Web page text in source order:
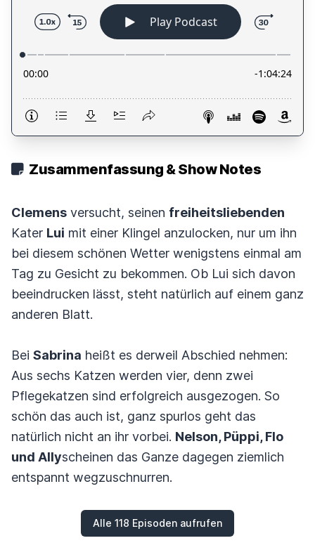
Zusammenfassung & Show Notes
Clemens versucht, seinen freiheitsliebenden
Kater Lui mit einer Klingel anzulocken, nur um ihn
bei diesem schönen Wetter wenigstens einmal am
Tag zu Gesicht zu bekommen. Ob Lui sich davon
beeindrucken lässt, steht natürlich auf einem ganz
anderen Blatt.
Bei Sabrina heißt es derweil Abschied nehmen:
Aus sechs Katzen werden vier, denn zwei
Pflegekatzen sind erfolgreich ausgezogen. So
schön das auch ist, ganz spurlos geht das
natürlich nicht an ihr vorbei. Nelson, Püppi, Flo
und Allyscheinen das Ganze dagegen ziemlich
entspannt wegzuschnurren.
Alle 118 Episoden aufrufen